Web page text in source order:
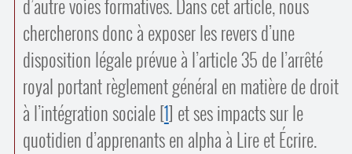
d’autre voies formatives. Dans cet article, nous
chercherons donc à exposer les revers d’une
disposition légale prévue à l’article 35 de l’arrêté
royal portant règlement général en matière de droit
à l’intégration sociale[1] et ses impacts sur le
quotidien d’apprenants en alpha à Lire et Écrire.